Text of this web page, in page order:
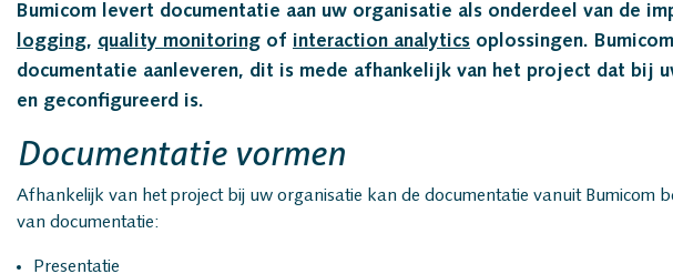
Bumicom levert documentatie aan uw organisatie als onderdeel van de
logging, quality monitoring of interaction analytics oplossingen.
documentatie aanleveren, dit is mede afhankelijk van het project dat bij
en geconfigureerd is.
Documentatie vormen
Afhankelijk van het project bij uw organisatie kan de documentatie vanuit Bumicom
van documentatie:
Presentatie